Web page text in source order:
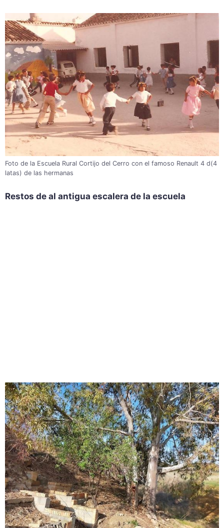
Foto de la Escuela Rural Cortijo del Cerro con el famoso Renault 4 d(4
latas) de las hermanas
Restos de al antigua escalera de la escuela